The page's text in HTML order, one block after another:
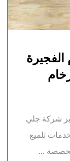
شركة جلي
تلميع
...